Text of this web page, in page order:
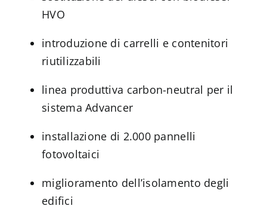
HVO
introduzione di carrelli e contenitori
riutilizzabili
linea produttiva carbon-neutral per il
sistema Advancer
installazione di 2.000 pannelli
fotovoltaici
miglioramento dell’isolamento degli
edifici